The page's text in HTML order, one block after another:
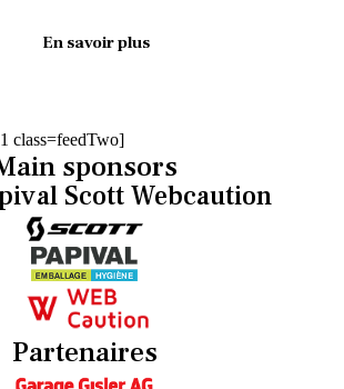
En savoir plus
class=feedTwo]
sponsors
Scott Webcaution
Partenaires